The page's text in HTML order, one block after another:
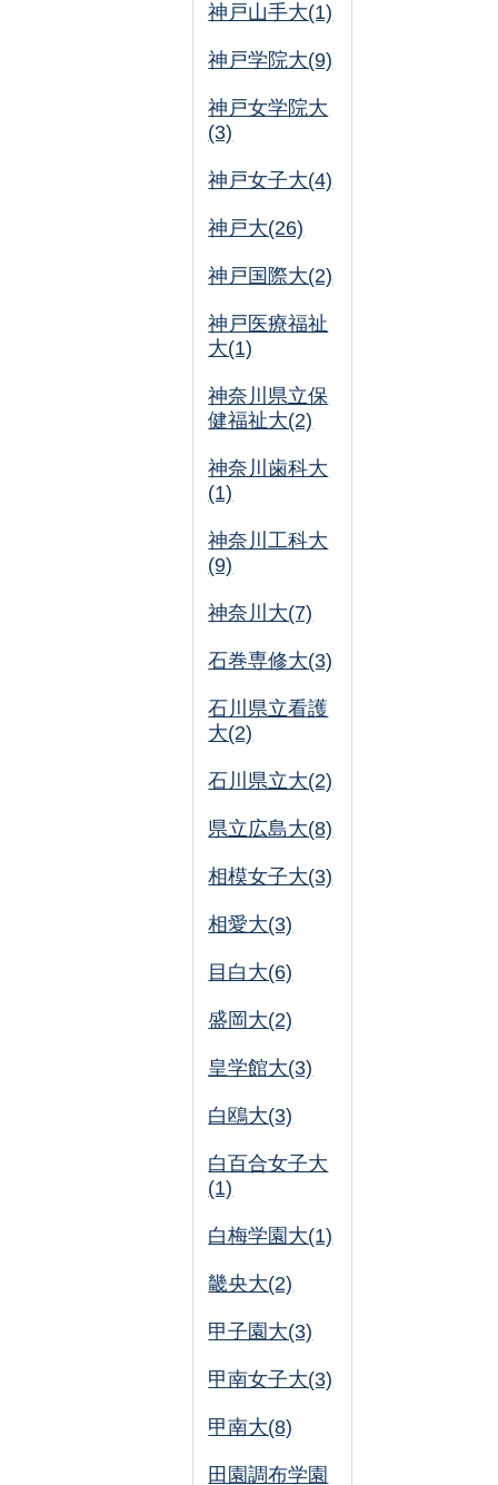
神戸山手大(1)
神戸学院大(9)
神戸女学院大
(3)
神戸女子大(4)
神戸大(26)
神戸国際大(2)
神戸医療福祉
大(1)
神奈川県立保
健福祉大(2)
神奈川歯科大
(1)
神奈川工科大
(9)
神奈川大(7)
石巻専修大(3)
石川県立看護
大(2)
石川県立大(2)
県立広島大(8)
相模女子大(3)
相愛大(3)
目白大(6)
盛岡大(2)
皇学館大(3)
白鴎大(3)
白百合女子大
(1)
白梅学園大(1)
畿央大(2)
甲子園大(3)
甲南女子大(3)
甲南大(8)
田園調布学園